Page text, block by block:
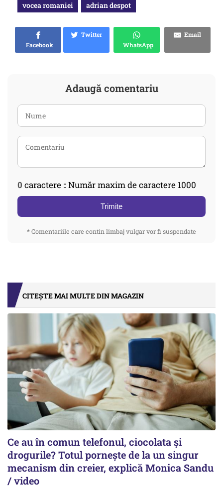
vocea romaniei adrian despot
Facebook
Twitter
WhatsApp
Email
Adaugă comentariu
0 caractere :: Număr maxim de caractere 1000
Trimite
* Comentariile care contin limbaj vulgar vor fi suspendate
CITEȘTE MAI MULTE DIN MAGAZIN
Ce au în comun telefonul, ciocolata și
drogurile? Totul pornește de la un singur
mecanism din creier, explică Monica Sandu
/ video